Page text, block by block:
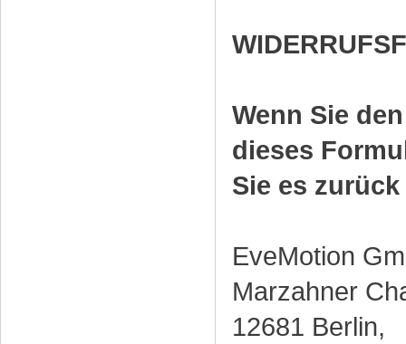
Wenn Sie
dieses
Sie es
EveMotion
Marzahner
12681 Berlin,